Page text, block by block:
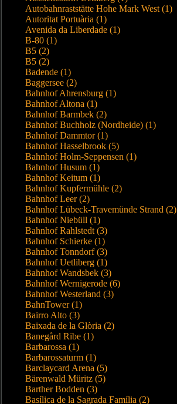
Autobahnraststätte Hohe Mark West (1)
Autoritat Portuària (1)
Avenida da Liberdade (1)
B-80 (1)
B5 (2)
B5 (2)
Badende (1)
Baggersee (2)
Bahnhof Ahrensburg (1)
Bahnhof Altona (1)
Bahnhof Barmbek (2)
Bahnhof Buchholz (Nordheide) (1)
Bahnhof Dammtor (1)
Bahnhof Hasselbrook (5)
Bahnhof Holm-Seppensen (1)
Bahnhof Husum (1)
Bahnhof Keitum (1)
Bahnhof Kupfermühle (2)
Bahnhof Leer (2)
Bahnhof Lübeck-Travemünde Strand (2)
Bahnhof Niebüll (1)
Bahnhof Rahlstedt (3)
Bahnhof Schierke (1)
Bahnhof Tonndorf (3)
Bahnhof Uetliberg (1)
Bahnhof Wandsbek (3)
Bahnhof Wernigerode (6)
Bahnhof Westerland (3)
BahnTower (1)
Bairro Alto (3)
Baixada de la Glòria (2)
Banegård Ribe (1)
Barbarossa (1)
Barbarossaturm (1)
Barclaycard Arena (5)
Bärenwald Müritz (5)
Barther Bodden (3)
Basílica de la Sagrada Família (2)